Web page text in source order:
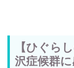
【ひぐら
沢症候群